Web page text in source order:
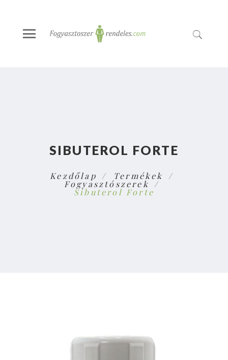
SIBUTEROL FORTE
Kezdőlap Termékek
Fogyasztószerek
Sibuterol Forte